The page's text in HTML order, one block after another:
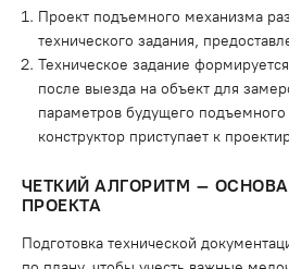
Проект подъемного механизма
технического задания,
Техническое задание
после выезда на объект для
параметров будущего
конструктор приступает к
ЧЕТКИЙ АЛГОРИТМ –
ПРОЕКТА
Подготовка технической